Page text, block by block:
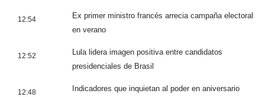
12:54
Ex primer ministro francés arrecia campaña electoral
en verano
12:52
Lula lidera imagen positiva entre candidatos
presidenciales de Brasil
12:48
Indicadores que inquietan al poder en aniversario